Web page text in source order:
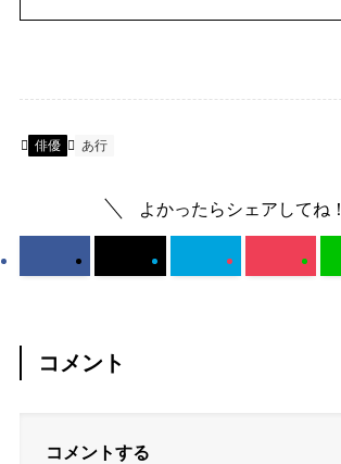
俳優 あ行
よかったらシェアしてね！
コメント
コメントする